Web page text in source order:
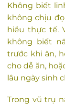
Không biết
không chịu
hiểu thực tế.
không biết
trước khi ăn,
cho dễ ăn,
lâu ngày sinh
Trong vũ trụ